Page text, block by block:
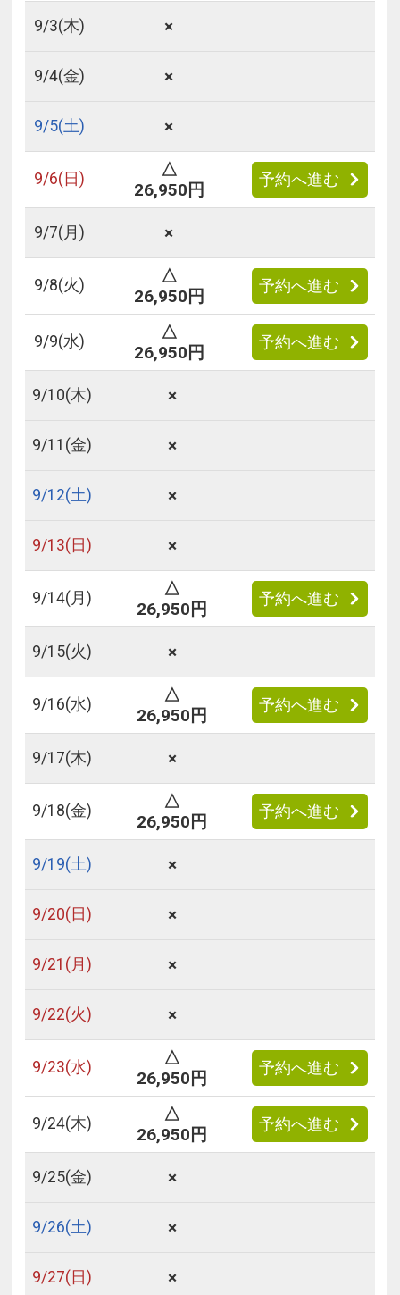
9/3(木) ×
9/4(金) ×
9/5(土) ×
9/6(日)
△
26,950円
予約へ進む
9/7(月) ×
9/8(火)
△
26,950円
予約へ進む
9/9(水)
△
26,950円
予約へ進む
9/10(木) ×
9/11 (金) ×
9/12(土) ×
9/13(日) ×
9/14(月)
△
26,950円
予約へ進む
9/15(火) ×
9/16(水)
△
26,950円
予約へ進む
9/17(木) ×
9/18(金)
△
26,950円
予約へ進む
9/19(土) ×
9/20(日) ×
9/21 (月) ×
9/22(火) ×
9/23(水)
△
26,950円
予約へ進む
9/24(木)
△
26,950円
予約へ進む
9/25(金) ×
9/26(土) ×
9/27(日) ×